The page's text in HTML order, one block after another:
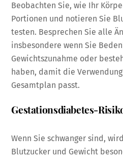
Beobachten Sie, wie Ihr
Portionen und notieren Sie
testen. Besprechen Sie alle
insbesondere wenn Sie
Gewichtszunahme oder
haben, damit die
Gesamtplan passt.
Gestationsdiabetes-
Wenn Sie schwanger sind,
Blutzucker und Gewicht